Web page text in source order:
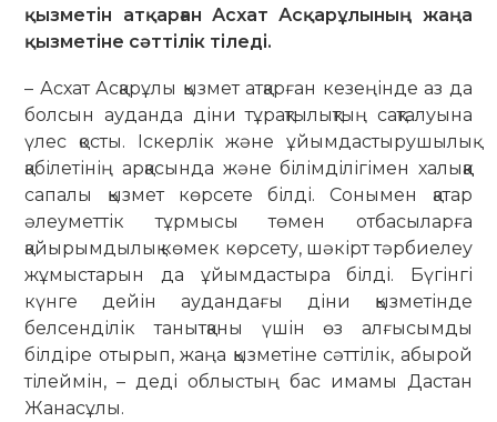
қызметін атқарған Асхат Асқарұлының жаңа
қызметіне сәттілік тіледі.
– Асхат Асқарұлы қызмет атқарған кезеңінде аз да
болсын ауданда діни тұрақтылықтың сақталуына
үлес қосты. Іскерлік және ұйымдастырушылық
қабілетінің арқасында және білімділігімен халыққа
сапалы қызмет көрсете білді. Сонымен қатар
әлеуметтік тұрмысы төмен отбасыларға
қайырымдылық көмек көрсету, шәкірт тәрбиелеу
жұмыстарын да ұйымдастыра білді. Бүгінгі
күнге дейін аудандағы діни қызметінде
белсенділік танытқаны үшін өз алғысымды
білдіре отырып, жаңа қызметіне сәттілік, абырой
тілеймін, – деді облыстың бас имамы Дастан
Жанасұлы.